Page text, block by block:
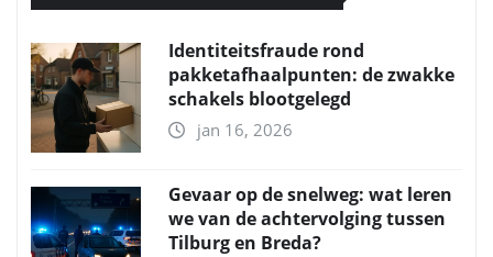
Identiteitsfraude rond
pakketafhaalpunten: de zwakke
schakels blootgelegd
jan 16, 2026
Gevaar op de snelweg: wat leren
we van de achtervolging tussen
Tilburg en Breda?